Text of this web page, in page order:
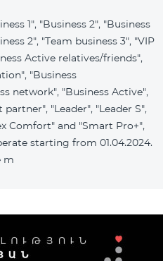
1", "Business 2", "Business
2", "Team business 3", "VIP
Active relatives/friends",
"Business
network", "Business Active",
"Leader", "Leader S",
Comfort" and "Smart Pro+",
starting from 01.04.2024.
m